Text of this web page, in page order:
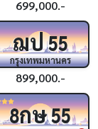
699,000.-
ฌป55
กรุงเทพมหานคร
899,000.-
8กษ55